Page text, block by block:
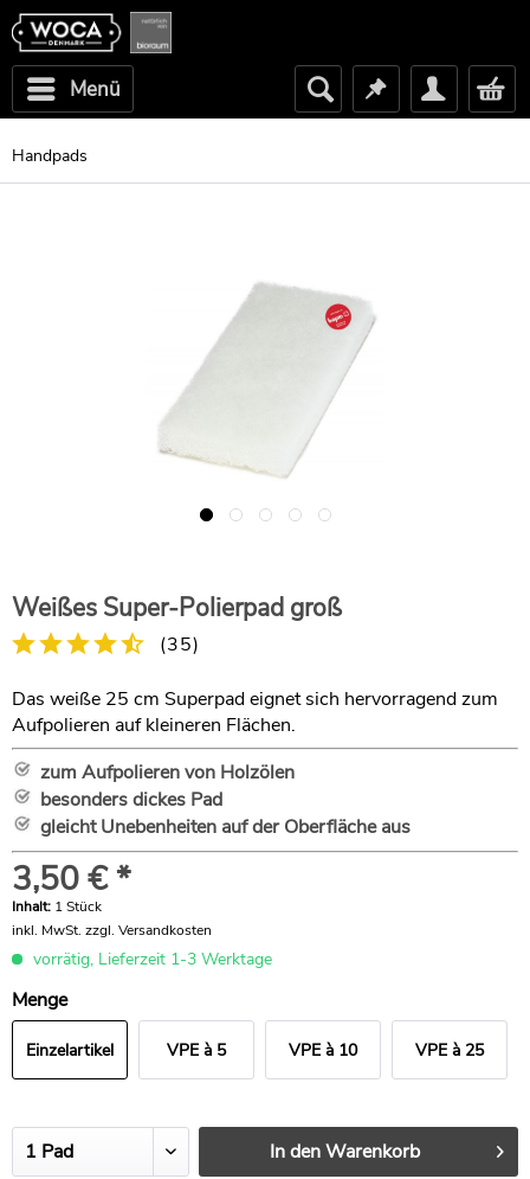
Menü
Handpads
Weißes Super-Polierpad groß
(35)
Das weiße 25 cm Superpad eignet sich hervorragend zum
Aufpolieren auf kleineren Flächen.
zum Aufpolieren von Holzölen
besonders dickes Pad
gleicht Unebenheiten auf der Oberfläche aus
3,50 € *
Inhalt: 1 Stück
inkl. MwSt. zzgl. Versandkosten
vorrätig, Lieferzeit 1-3 Werktage
Menge
Einzelartikel VPE à 5 VPE à 10 VPE à 25
In denWarenkorb